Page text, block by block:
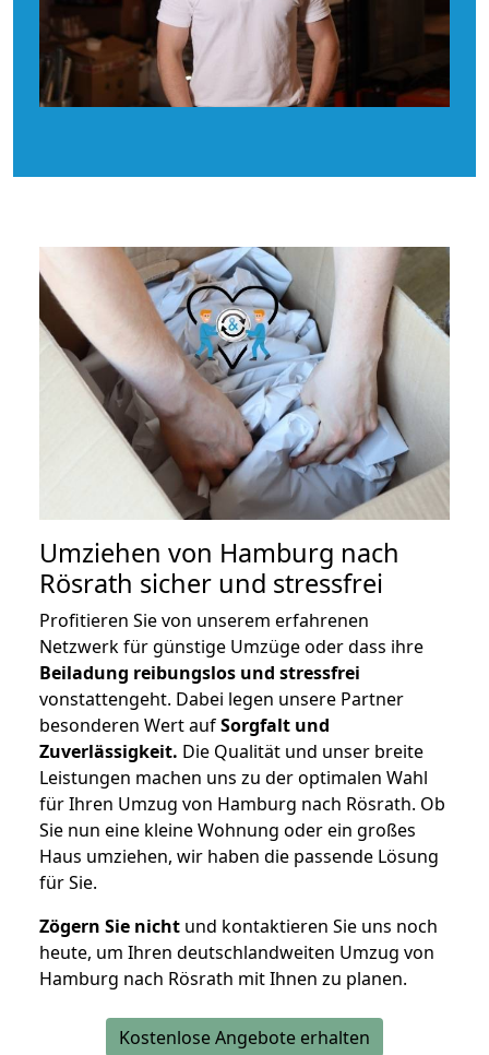
Umziehen von Hamburg nach
Rösrath sicher und stressfrei
Profitieren Sie von unserem erfahrenen
Netzwerk für günstige Umzüge oder dass ihre
Beiladung reibungslos und stressfrei
vonstattengeht. Dabei legen unsere Partner
besonderen Wert aufSorgfalt und
Zuverlässigkeit. Die Qualität und unser breite
Leistungen machen uns zu der optimalen Wahl
für Ihren Umzug von Hamburg nach Rösrath. Ob
Sie nun eine kleine Wohnung oder ein großes
Haus umziehen, wir haben die passende Lösung
für Sie.
Zögern Sie nicht und kontaktieren Sie uns noch
heute, um Ihren deutschlandweiten Umzug von
Hamburg nach Rösrath mit Ihnen zu planen.
Kostenlose Angebote erhalten